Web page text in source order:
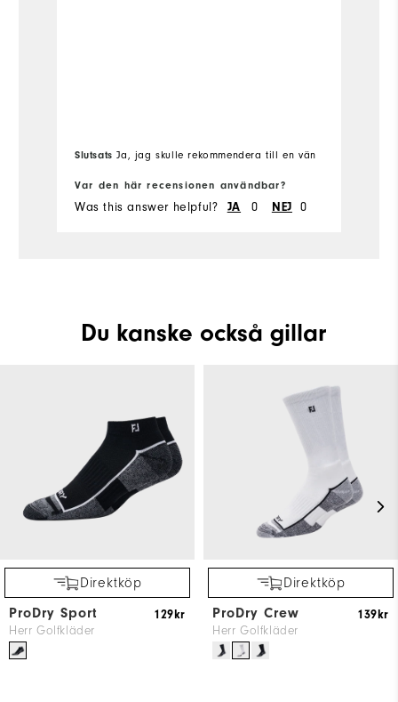
Slutsats Ja, jag skulle rekommendera till en vän
Var den här recensionen användbar?
Was this answer helpful? JA 0 NEJ 0
Du kanske också gillar
Direktköp
ProDry Sport
Herr Golfkläder
129kr
Direktköp
ProDry Crew
Herr Golfkläder
139kr